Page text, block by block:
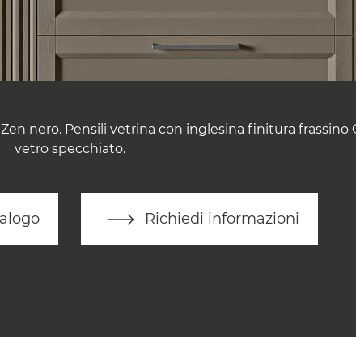
nero. Pensili vetrina con inglesina finitura frassino
vetro specchiato.
Richiedi informazioni